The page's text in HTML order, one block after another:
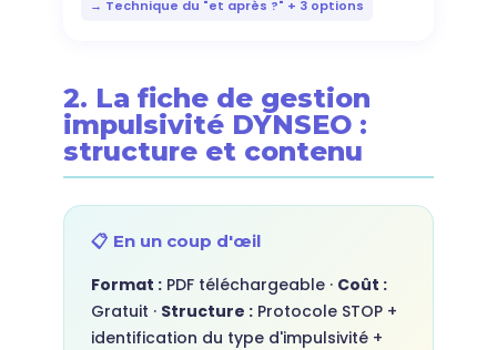
→ Technique du "et après ?" + 3 options
2. La fiche de gestion
impulsivité DYNSEO :
structure et contenu
📋 En un coup d'œil
Format :PDF téléchargeable · Coût :
Gratuit · Structure :Protocole STOP +
identification du type d'impulsivité +